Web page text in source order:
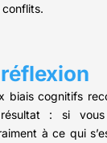
biais cognitifs
: si vous
à ce qui